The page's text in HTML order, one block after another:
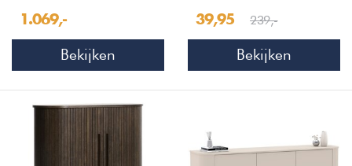
1.069,-
Bekijken
39,95 239,-
Bekijken